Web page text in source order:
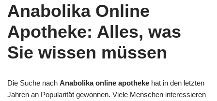
Anabolika Online
Apotheke: Alles, was
Sie wissen müssen
Die Suche nach Anabolika online apotheke hat in den letzten
Jahren an Popularität gewonnen. Viele Menschen interessieren